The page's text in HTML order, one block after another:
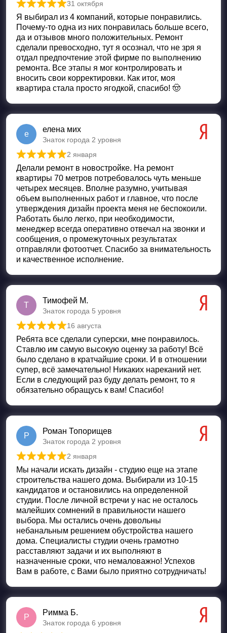
Оценка
31 октября
Я выбирал из 4 компаний, которые понравились.
Почему-то одна из них понравилась больше всего,
да и отзывов много положительных. Ремонт
сделали превосходно, тут я осознал, что не зря я
отдал предпочтение этой фирме по выполнению
ремонта. Все этапы я мог контролировать и
вносить свои корректировки. Как итог, моя
квартира стала просто ягодкой, спасибо! 🤠
е
елена мих
Знаток города 2 уровня
Оценка из 5
2 января
Делали ремонт в новостройке. На ремонт
квартиры 70 метров потребовалось чуть меньше
четырех месяцев. Вполне разумно, учитывая
объем выполненных работ и главное, что после
утверждения дизайн проекта меня не беспокоили.
Работать было легко, при необходимости,
менеджер всегда оперативно отвечал на звонки и
сообщения, о промежуточных результатах
отправляли фотоотчет. Спасибо за внимательность
и качественное исполнение.
Т
Тимофей М.
Знаток города 5 уровня
Оценка из 5
16 августа
Ребята все сделали суперски, мне понравилось.
Ставлю им самую высокую оценку за работу! Всё
было сделано в кратчайшие сроки. И в отношении
супер, всё замечательно! Никаких нареканий нет.
Если в следующий раз буду делать ремонт, то я
обязательно обращусь к вам! Спасибо!
Р
Роман Топорищев
Знаток города 2 уровня
Оценка из 5
2 января
Мы начали искать дизайн - студию еще на этапе
строительства нашего дома. Выбирали из 10-15
кандидатов и остановились на определенной
студии. После личной встречи у нас не осталось
малейших сомнений в правильности нашего
выбора. Мы остались очень довольны
небанальным решением обустройства нашего
дома. Специалисты студии очень грамотно
расставляют задачи и их выполняют в
назначенные сроки, что немаловажно! Успехов
Вам в работе, с Вами было приятно сотрудничать!
Р
Римма Б.
Знаток города 6 уровня